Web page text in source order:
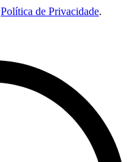
Política de Privacidade.